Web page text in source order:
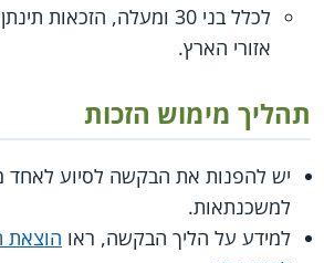
לכלל בני 30 ומעלה, הזכאות
אזורי הארץ.
תהליך מימוש הזכות
יש להפנות את הבקשה לסיוע לאחד
למשכנתאות.
למידע על הליך הבקשה, ראו הוצאת